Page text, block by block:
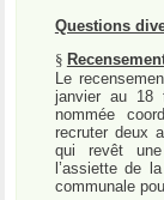
Questions
§
Le
janvier au 18
nommée
recruter deux
qui revêt
l’assiette de
communale